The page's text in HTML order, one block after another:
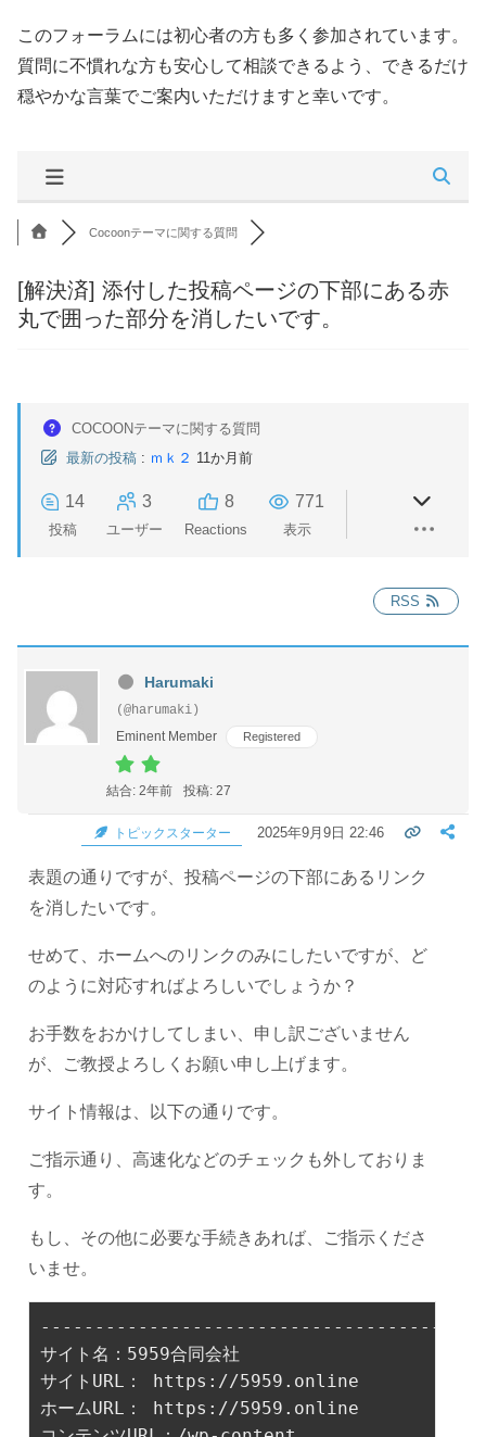
このフォーラムには初心者の方も多く参加されています。
質問に不慣れな方も安心して相談できるよう、できるだけ
穏やかな言葉でご案内いただけますと幸いです。
Cocoonテーマに関する質問
[解決済] 添付した投稿ページの下部にある赤
丸で囲った部分を消したいです。
COCOONテーマに関する質問
最新の投稿 : ｍｋ２ 11か月前
14
投稿
3
ユーザー
8
Reactions
771
表示
RSS
Harumaki
(@harumaki)
Eminent Member
Registered
結合: 2年前 投稿: 27
トピックスターター 2025年9月9日 22:46
表題の通りですが、投稿ページの下部にあるリンク
を消したいです。
せめて、ホームへのリンクのみにしたいですが、ど
のように対応すればよろしいでしょうか？
お手数をおかけしてしまい、申し訳ございません
が、ご教授よろしくお願い申し上げます。
サイト情報は、以下の通りです。
ご指示通り、高速化などのチェックも外しておりま
す。
もし、その他に必要な手続きあれば、ご指示くださ
いませ。
サイト名：5959合同会社
サイトURL： https://5959.online
ホームURL： https://5959.online